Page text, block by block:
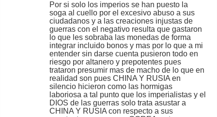
Por si solo los imperios se han puesto la
soga al cuello por el excesivo abuso a sus
ciudadanos y a las creaciones injustas de
guerras con el negativo resulta que gastaron
lo que les sobraba las monedas de forma
integrar incluido bonos y mas por lo que a mi
entender sin darse cuenta pusieron todo en
riesgo por altanero y prepotentes pues
trataron presumir mas de macho de lo que en
realidad son pues CHINA Y RUSIA en
silencio hicieron como las hormigas
laboriosa a tal punto que los imperialistas y el
DIOS de las guerras solo trata asustar a
CHINA Y RUSIA con respecto a sus